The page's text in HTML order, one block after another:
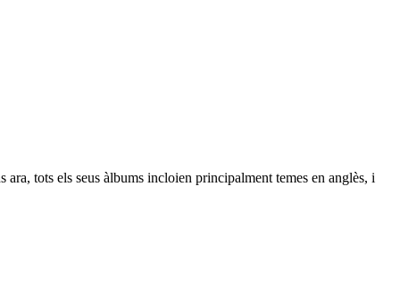
tots els seus àlbums incloien principalment temes en anglès, i